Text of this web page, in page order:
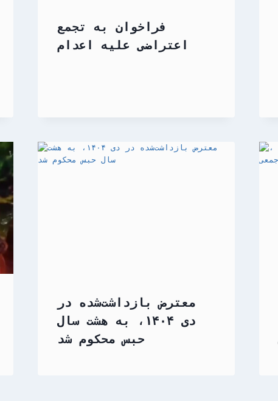
فراخوان به تجمع
اعتراضی علیه اعدام
معترض بازداشت‌شده در
دی ۱۴۰۴، به هشت سال
حبس محکوم شد